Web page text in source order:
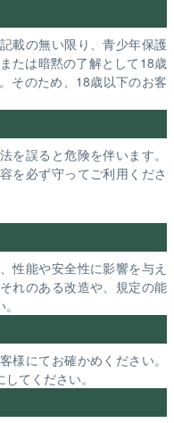
載の無い限り、青少年保護
たは暗黙の了解として18歳
そのため、18歳以下のお客
を誤ると危険を伴います。
を必ず守ってご利用くださ
性能や安全性に影響を与え
れのある改造や、規定の能
様にてお確かめください。
てください。